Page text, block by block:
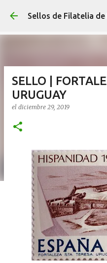
Ir al
Sellos de Filatelia de
SELLO |
URUGUAY
el diciembre 29, 2019